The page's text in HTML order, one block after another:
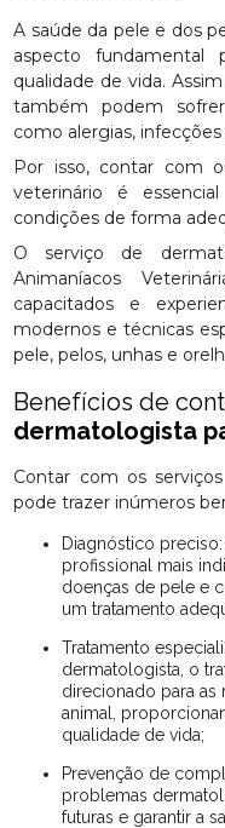
A saúde da pele e dos
aspecto fundamental
qualidade de vida.
também podem
como alergias,
Por isso, contar com
veterinário é
condições de forma
O serviço de
Animaníacos
capacitados e
modernos e técnicas
pele, pelos, unhas e
Benefícios de
dermatologista
Contar com os
pode trazer inúmeros
Diagnóstico preciso: O dermatologista veterinário é o
profissional mais
doenças de pele e
um tratamento
Tratamento especializado: Com a expertise do
dermatologista, o
direcionado para as
animal,
qualidade de vida;
Prevenção de complicações: A intervenção precoce em
problemas
futuras e garantir a